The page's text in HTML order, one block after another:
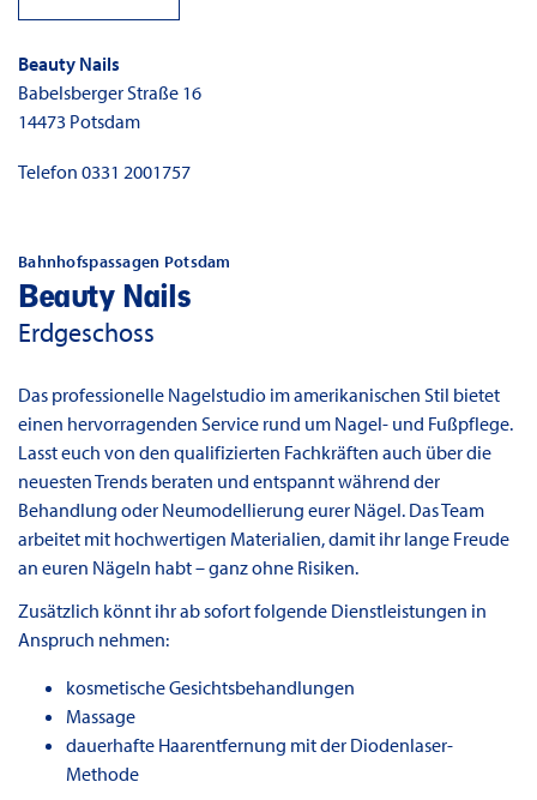
Beauty Nails
Babelsberger Straße 16
14473 Potsdam
Telefon 0331 2001757
Bahnhofspassagen Potsdam
Beauty Nails
Erdgeschoss
Das professionelle Nagelstudio im amerikanischen Stil bietet
einen hervorragenden Service rund um Nagel- und Fußpflege.
Lasst euch von den qualifizierten Fachkräften auch über die
neuesten Trends beraten und entspannt während der
Behandlung oder Neumodellierung eurer Nägel. Das Team
arbeitet mit hochwertigen Materialien, damit ihr lange Freude
an euren Nägeln habt – ganz ohne Risiken.
Zusätzlich könnt ihr ab sofort folgende Dienstleistungen in
Anspruch nehmen:
kosmetische Gesichtsbehandlungen
Massage
dauerhafte Haarentfernung mit der Diodenlaser-
Methode